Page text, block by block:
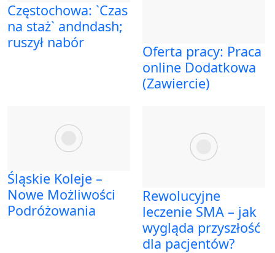
Częstochowa: `Czas
na staż` andndash;
ruszył nabór
Oferta pracy: Praca
online Dodatkowa
(Zawiercie)
Śląskie Koleje –
Nowe Możliwości
Podróżowania
Rewolucyjne
leczenie SMA – jak
wygląda przyszłość
dla pacjentów?